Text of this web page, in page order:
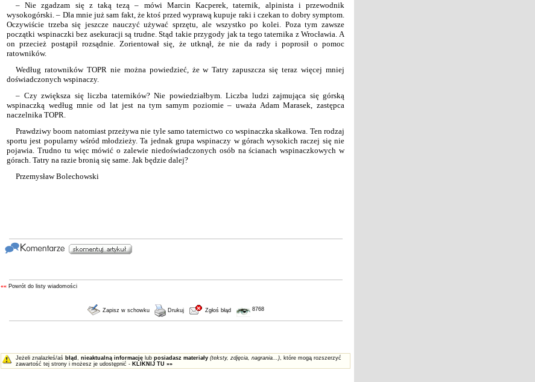
– Nie zgadzam się z taką tezą – mówi Marcin Kacperek, taternik, alpinista i przewodnik
wysokogórski. – Dla mnie już sam fakt, że ktoś przed wyprawą kupuje raki i czekan to dobry symptom.
Oczywiście trzeba się jeszcze nauczyć używać sprzętu, ale wszystko po kolei. Poza tym zawsze
początki wspinaczki bez asekuracji są trudne. Stąd takie przygody jak ta tego taternika z Wrocławia. A
on przecież postąpił rozsądnie. Zorientował się, że utknął, że nie da rady i poprosił o pomoc
ratowników.
Według ratowników TOPR nie można powiedzieć, że w Tatry zapuszcza się teraz więcej mniej
doświadczonych wspinaczy.
– Czy zwiększa się liczba taterników? Nie powiedziałbym. Liczba ludzi zajmująca się górską
wspinaczką według mnie od lat jest na tym samym poziomie – uważa Adam Marasek, zastępca
naczelnika TOPR.
Prawdziwy boom natomiast przeżywa nie tyle samo taternictwo co wspinaczka skałkowa. Ten rodzaj
sportu jest popularny wśród młodzieży. Ta jednak grupa wspinaczy w górach wysokich raczej się nie
pojawia. Trudno tu więc mówić o zalewie niedoświadczonych osób na ścianach wspinaczkowych w
górach. Tatry na razie bronią się same. Jak będzie dalej?
Przemysław Bolechowski
«« Powrót do listy wiadomości
Zapisz w schowku Drukuj Zgłoś błąd 8768
Jeżeli znalazłeś/aś błąd , nieaktualną informację lub posiadasz materiały (teksty, zdjęcia, nagrania...), które mogą rozszerzyć
zawartość tej strony i możesz je udostępnić - KLIKNIJ TU »»